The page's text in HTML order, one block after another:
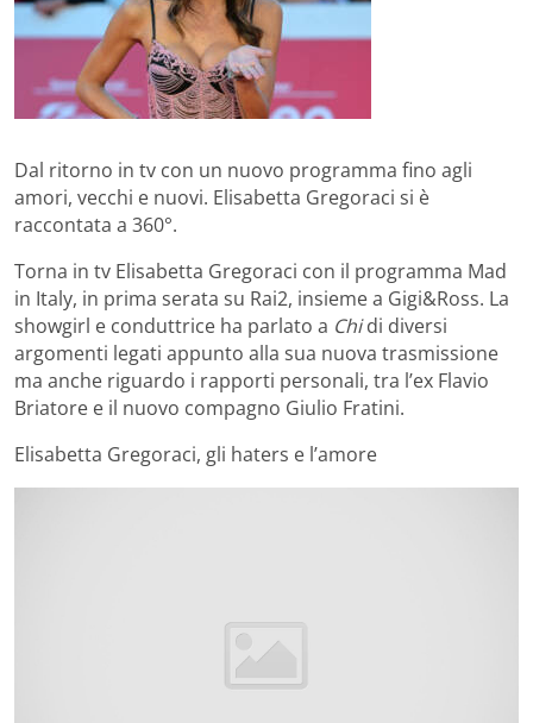
Dal ritorno in tv con un nuovo programma fino agli
amori, vecchi e nuovi. Elisabetta Gregoraci si è
raccontata a 360°.
Torna in tv Elisabetta Gregoraci con il programma Mad
in Italy, in prima serata su Rai2, insieme a Gigi&Ross. La
showgirl e conduttrice ha parlato a Chidi diversi
argomenti legati appunto alla sua nuova trasmissione
ma anche riguardo i rapporti personali, tra l’ex Flavio
Briatore e il nuovo compagno Giulio Fratini.
Elisabetta Gregoraci, gli haters e l’amore